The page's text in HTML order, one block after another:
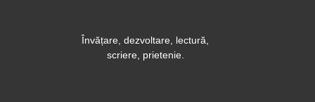
Învățare, dezvoltare, lectură,
scriere, prietenie.